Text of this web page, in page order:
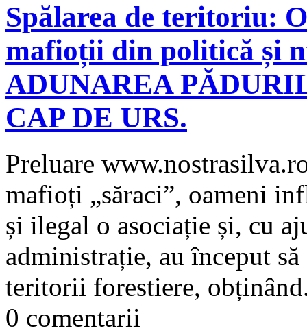
Spălarea de teritoriu:
mafioții din politică și
ADUNAREA
CAP DE URS.
Preluare
mafioți „săraci”, oameni
și ilegal o asociație și, cu
administrație, au început
teritorii forestiere,
0 comentarii